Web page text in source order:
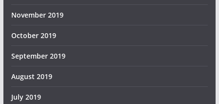
November 2019
October 2019
September 2019
August 2019
July 2019